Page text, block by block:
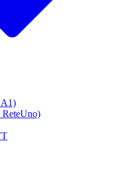
ReteUno)